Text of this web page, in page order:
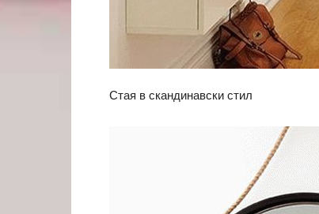
Стая в скандинавски стил